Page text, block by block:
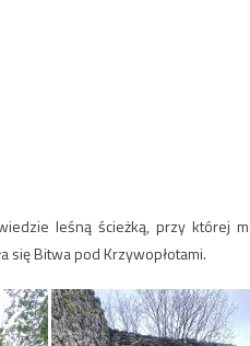
leśną ścieżką, przy której
się Bitwa pod Krzywopłotami.